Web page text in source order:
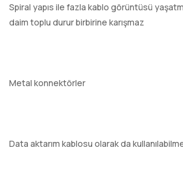
Spiral yapıs ile fazla kablo görüntüsü
daim toplu durur birbirine karışmaz
Metal konnektörler
Data aktarım kablosu olarak da